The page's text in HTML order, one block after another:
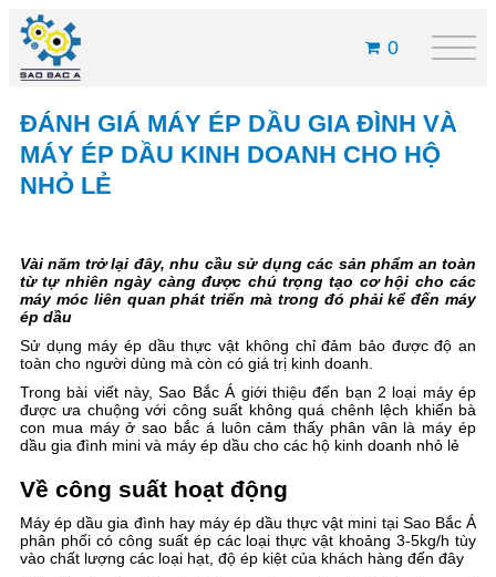
0
ĐÁNH GIÁ MÁY ÉP DẦU GIA ĐÌNH VÀ
MÁY ÉP DẦU KINH DOANH CHO HỘ
NHỎ LẺ
Vài năm trở lại đây, nhu cầu sử dụng các sản phẩm an toàn
từ tự nhiên ngày càng được chú trọng tạo cơ hội cho các
máy móc liên quan phát triển mà trong đó phải kể đến máy
ép dầu
Sử dụng máy ép dầu thực vật không chỉ đảm bảo được độ an
toàn cho người dùng mà còn có giá trị kinh doanh.
Trong bài viết này, Sao Bắc Á giới thiệu đến bạn 2 loại máy ép
được ưa chuộng với công suất không quá chênh lệch khiến bà
con mua máy ở sao bắc á luôn cảm thấy phân vân là máy ép
dầu gia đình mini và máy ép dầu cho các hộ kinh doanh nhỏ lẻ
Về công suất hoạt động
Máy ép dầu gia đình hay máy ép dầu thực vật mini tại Sao Bắc Á
phân phối có công suất ép các loại thực vật khoảng 3-5kg/h tùy
vào chất lượng các loại hạt, độ ép kiệt của khách hàng đến đây